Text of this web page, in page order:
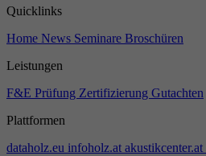
Quicklinks
Home News Seminare Broschüren
Leistungen
F&E Prüfung Zertifizierung Gutachten
Plattformen
dataholz.eu infoholz.at akustikcenter.at